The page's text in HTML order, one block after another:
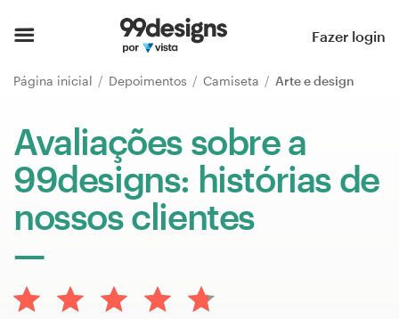
Fazer login
Página inicial Depoimentos Camiseta Arte e design
Avaliações sobre a
99designs: histórias de
nossos clientes
Página inicial
Pesquisar categorias
Como funciona
Encontre um designer
Inspiração
99designs Pro